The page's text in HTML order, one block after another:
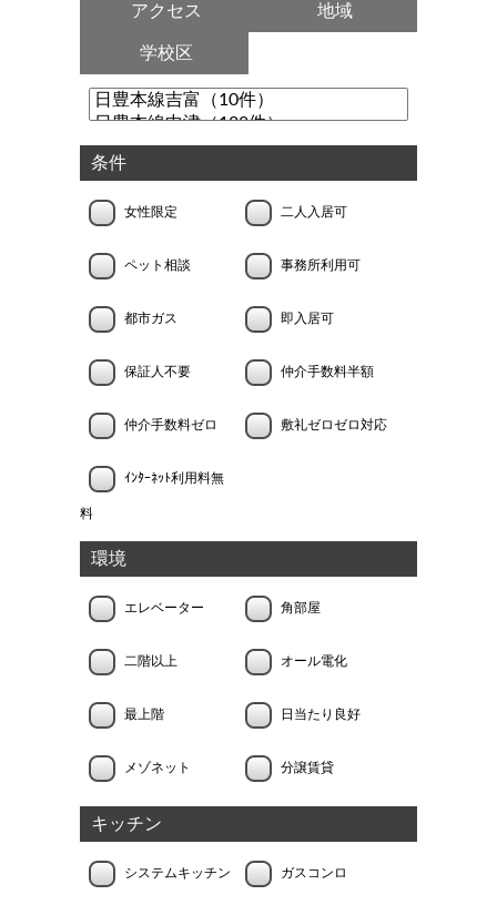
アクセス 地域
学校区
条件
女性限定 二人入居可
ペット相談 事務所利用可
都市ガス 即入居可
保証人不要 仲介手数料半額
仲介手数料ゼロ 敷礼ゼロゼロ対応
ｲﾝﾀｰﾈｯﾄ利用料無
料
環境
エレベーター 角部屋
二階以上 オール電化
最上階 日当たり良好
メゾネット 分譲賃貸
キッチン
システムキッチン ガスコンロ